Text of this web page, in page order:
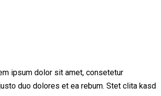
ipsum dolor sit amet, consetetur
duo dolores et ea rebum. Stet clita kasd